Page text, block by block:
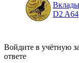
D2 A64
Войдите в учётную
ответе